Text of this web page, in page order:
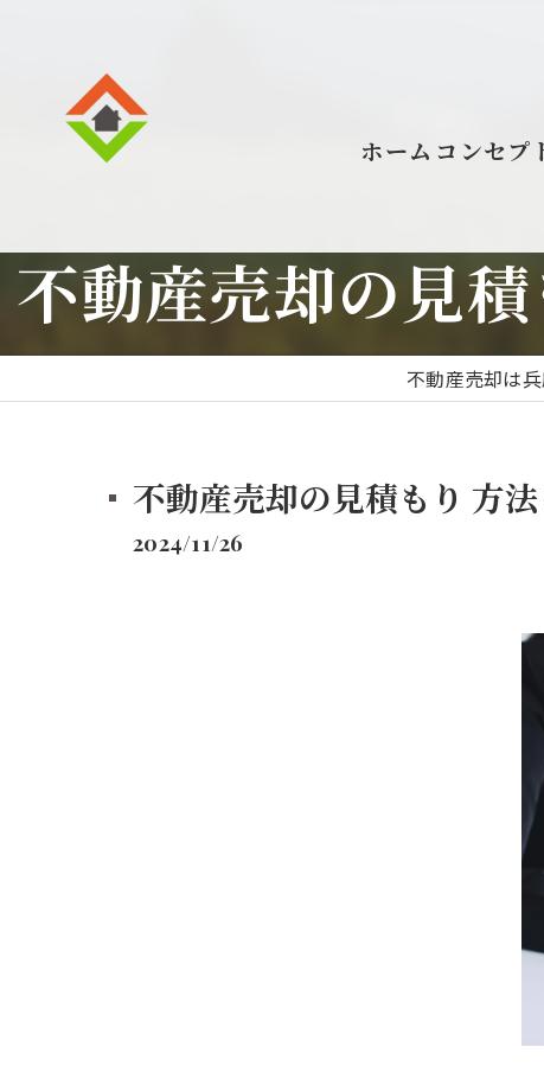
ホーム コンセプ
不動産売却の見
不動産売却は
不動産売却の見積もり 方
2024/11/26